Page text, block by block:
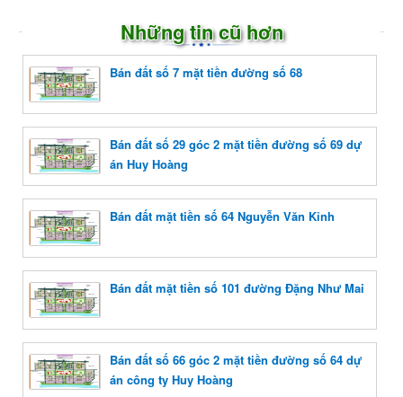
Những tin cũ hơn
Bán đất số 7 mặt tiền đường số 68
Bán đất số 29 góc 2 mặt tiền đường số 69 dự
án Huy Hoàng
Bán đất mặt tiền số 64 Nguyễn Văn Kỉnh
Bán đất mặt tiền số 101 đường Đặng Như Mai
Bán đất số 66 góc 2 mặt tiền đường số 64 dự
án công ty Huy Hoàng